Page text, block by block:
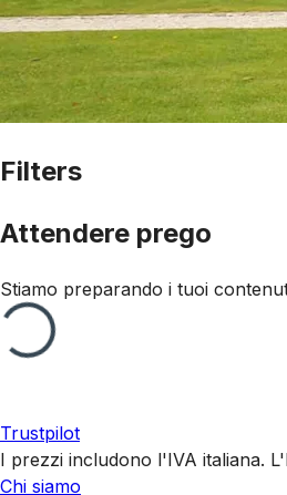
Filters
Attendere prego
Stiamo preparando i tuoi
Trustpilot
I prezzi includono l'IVA italiana.
Chi siamo